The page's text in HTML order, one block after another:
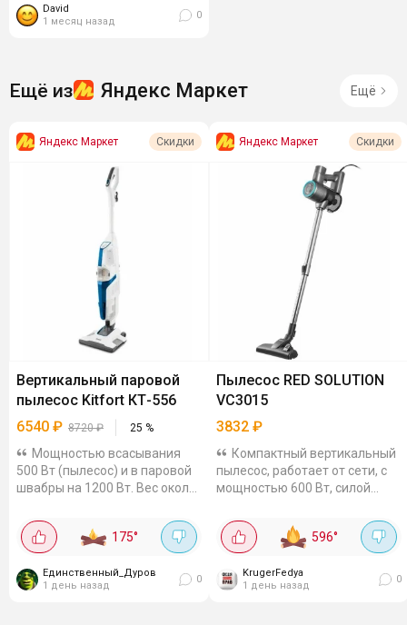
David
1 месяц назад
0
Ещё из Яндекс Маркет Ещё
Яндекс Маркет Скидки
Вертикальный паровой
пылесос Kitfort КТ-556
6540 ₽ 8720₽ 25 %
Мощностью всасывания
500 Вт (пылесос) и в паровой
швабры на 1200 Вт. Вес около
мусора объёмом 1.25 л, в
комплекте тряпка и рамка для
мытья пола.
175°
Единственный_Дуров
1 день назад
0
Яндекс Маркет Скидки
Пылесос RED SOLUTION
VC3015
3832 ₽
Компактный вертикальный
пылесос, работает от сети, с
мощностью 600 Вт, силой
ступенчатую систему
фильтрации с HEPA
фильтром, контейнер для...
596°
KrugerFedya
1 день назад
0